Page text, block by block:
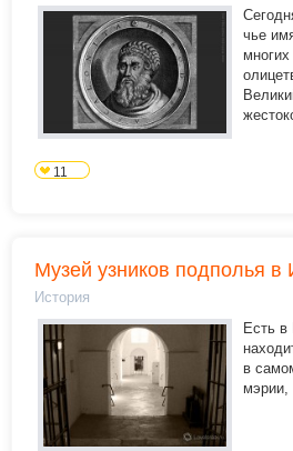
чье
11
Музей узников подполья в
История
Есть
в
мэрии,